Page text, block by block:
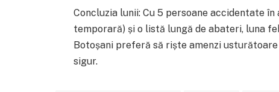
Concluzia lunii: Cu 5 persoane accidentate
temporară) și o listă lungă de abateri, luna
Botoșani preferă să riște amenzi
sigur.